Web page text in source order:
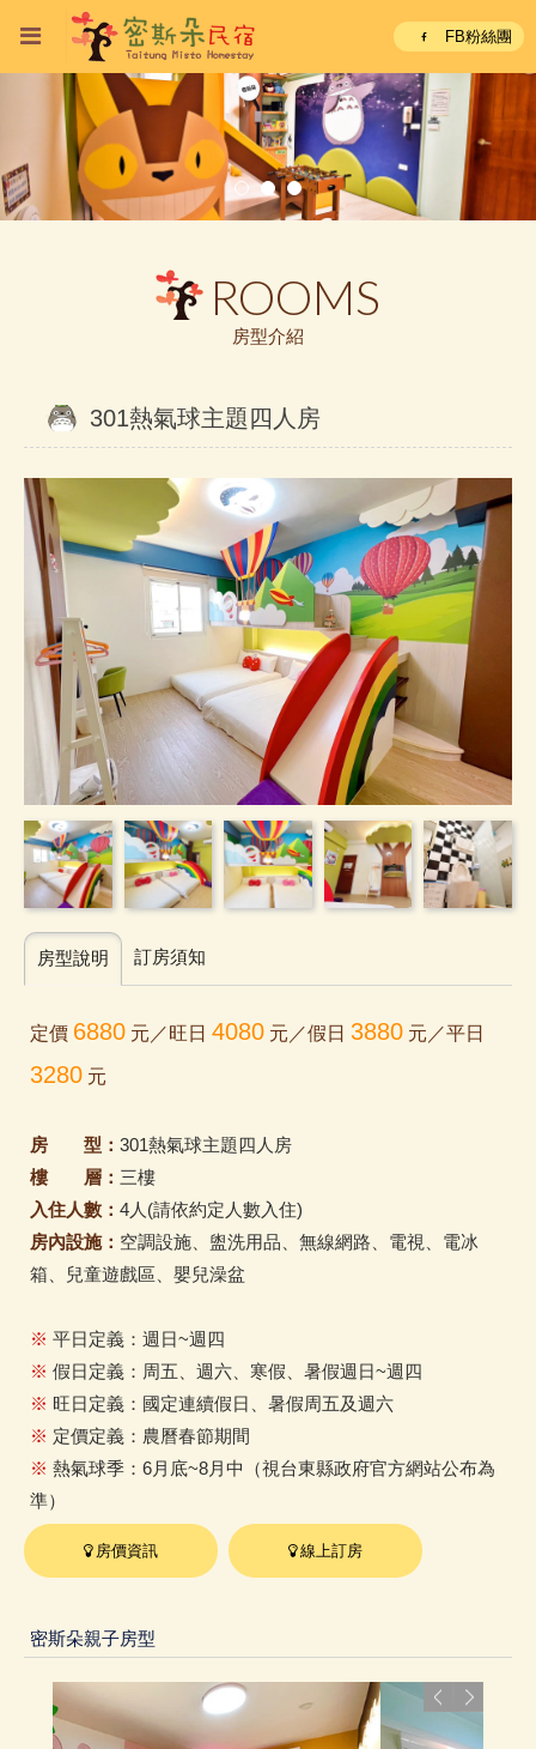
FB粉絲團
ROOMS
房型介紹
301熱氣球主題四人房
房型說明 訂房須知
定價 6880 元／旺日 4080 元／假日 3880 元／平日
3280 元
房 型： 301熱氣球主題四人房
樓 層： 三樓
入住人數： 4人(請依約定人數入住)
房內設施： 空調設施、盥洗用品、無線網路、電視、電冰
箱、兒童遊戲區、嬰兒澡盆
※ 平日定義：週日~週四
※ 假日定義：周五、週六、寒假、暑假週日~週四
※ 旺日定義：國定連續假日、暑假周五及週六
※ 定價定義：農曆春節期間
※ 熱氣球季：6月底~8月中（視台東縣政府官方網站公布為
準）
房價資訊 線上訂房
密斯朵親子房型